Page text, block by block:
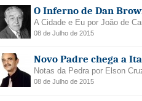
O Inferno de Dan
A Cidade e Eu por João de
08 de Julho de 2015
Novo Padre chega a
Notas da Pedra por Elson
08 de Julho de 2015